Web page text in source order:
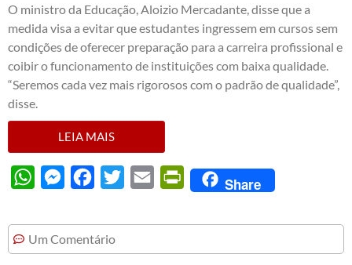
O ministro da Educação, Aloizio Mercadante, disse que a
medida visa a evitar que estudantes ingressem em cursos sem
condições de oferecer preparação para a carreira profissional e
coibir o funcionamento de instituições com baixa qualidade.
“Seremos cada vez mais rigorosos com o padrão de qualidade”,
disse.
LEIA MAIS
WhatsAppMessengerFacebook
Twitter Email PrintFriendly
Share
Um Comentário